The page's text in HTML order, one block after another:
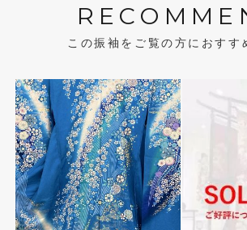
この振袖をご覧の方におすす